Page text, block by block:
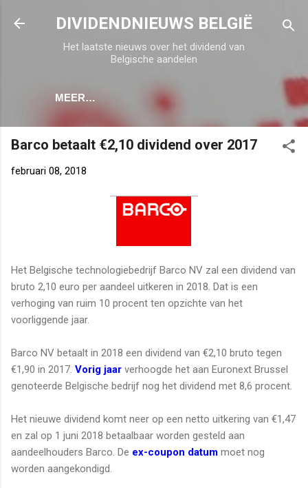
Doorgaan naar hoofdcontent
DIVIDENDNIEUWS BELGIË
Het laatste nieuws over het dividend van
Belgische aandelen
MEER…
Barco betaalt €2,10 dividend over 2017
februari 08, 2018
Het Belgische technologiebedrijf Barco NV zal een dividend van
bruto 2,10 euro per aandeel uitkeren in 2018. Dat is een
verhoging van ruim 10 procent ten opzichte van het
voorliggende jaar.
Barco NV betaalt in 2018 een dividend van €2,10 bruto tegen
€1,90 in 2017. Vorig jaar verhoogde het aan Euronext Brussel
genoteerde Belgische bedrijf nog het dividend met 8,6 procent.
Het nieuwe dividend komt neer op een netto uitkering van €1,47
en zal op 1 juni 2018 betaalbaar worden gesteld aan
aandeelhouders Barco. De ex-coupon datum moet nog
worden aangekondigd.